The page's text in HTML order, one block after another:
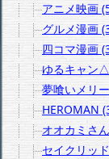
アニメ映画
グルメ漫画
四コマ漫画
ゆるキャン
夢喰いメリ
HEROMAN
オオカミさ
セイクリッ